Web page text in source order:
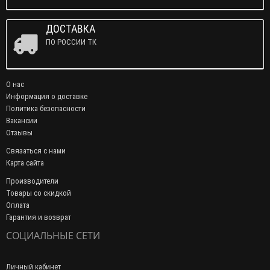
ДОСТАВКА
ПО РОССИИ ТК
О нас
Информация о доставке
Политика безопасности
Вакансии
Отзывы
Связаться с нами
Карта сайта
Производители
Товары со скидкой
Оплата
Гарантия и возврат
СОЦИАЛЬНЫЕ СЕТИ
Личный кабинет